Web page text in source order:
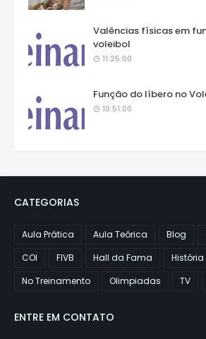
Valências físicas em
voleibol
11:25:00
Função do líbero no
10:51:00
CATEGORIAS
Aula Prática Aula Teórica Blog
COI
FIVB Hall da Fama
História
No Treinamento
Olimpiadas TV
ENTRE EM CONTATO